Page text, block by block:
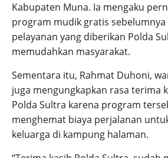
Kabupaten Muna. Ia mengaku
program mudik gratis
pelayanan yang diberikan Polda
memudahkan masyarakat.
Sementara itu, Rahmat Duhoni,
juga mengungkapkan rasa terima
Polda Sultra karena program
menghemat biaya perjalanan
keluarga di kampung halaman.